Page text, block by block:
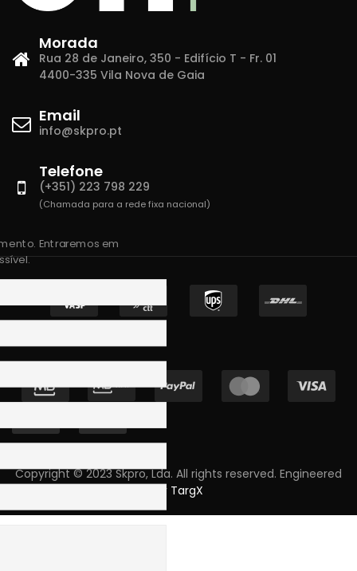
Morada
Rua 28 de Janeiro, 350 - Edifício T - Fr. 01
4400-335 Vila Nova de Gaia
Email
info@skpro.pt
Telefone
(+351) 223 798 229
(Chamada para a rede fixa nacional)
Copyright © 2023 Skpro, Lda. All rights reserved. Engineered
by TargX
Entraremos em